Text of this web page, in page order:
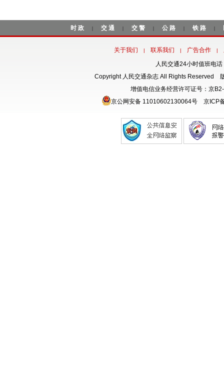
时政 | 交通 | 交警 | 公路 | 铁路 |
关于我们 | 联系我们 | 广告合作 |
人民交通24小时值班电
Copyright 人民交通杂志 All Rights Reserved
增值电信业务经营许可证号：京
京公网安备 11010602130064号
京ICP